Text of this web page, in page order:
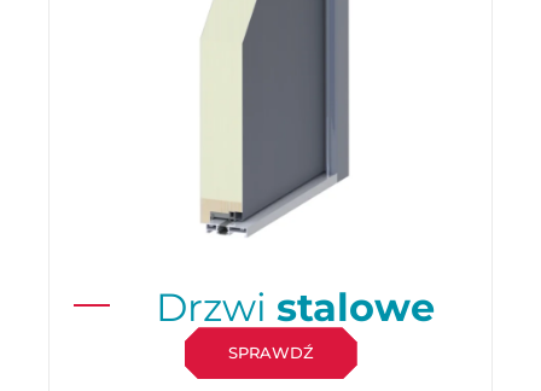
Drzwi stalowe
SPRAWDŹ